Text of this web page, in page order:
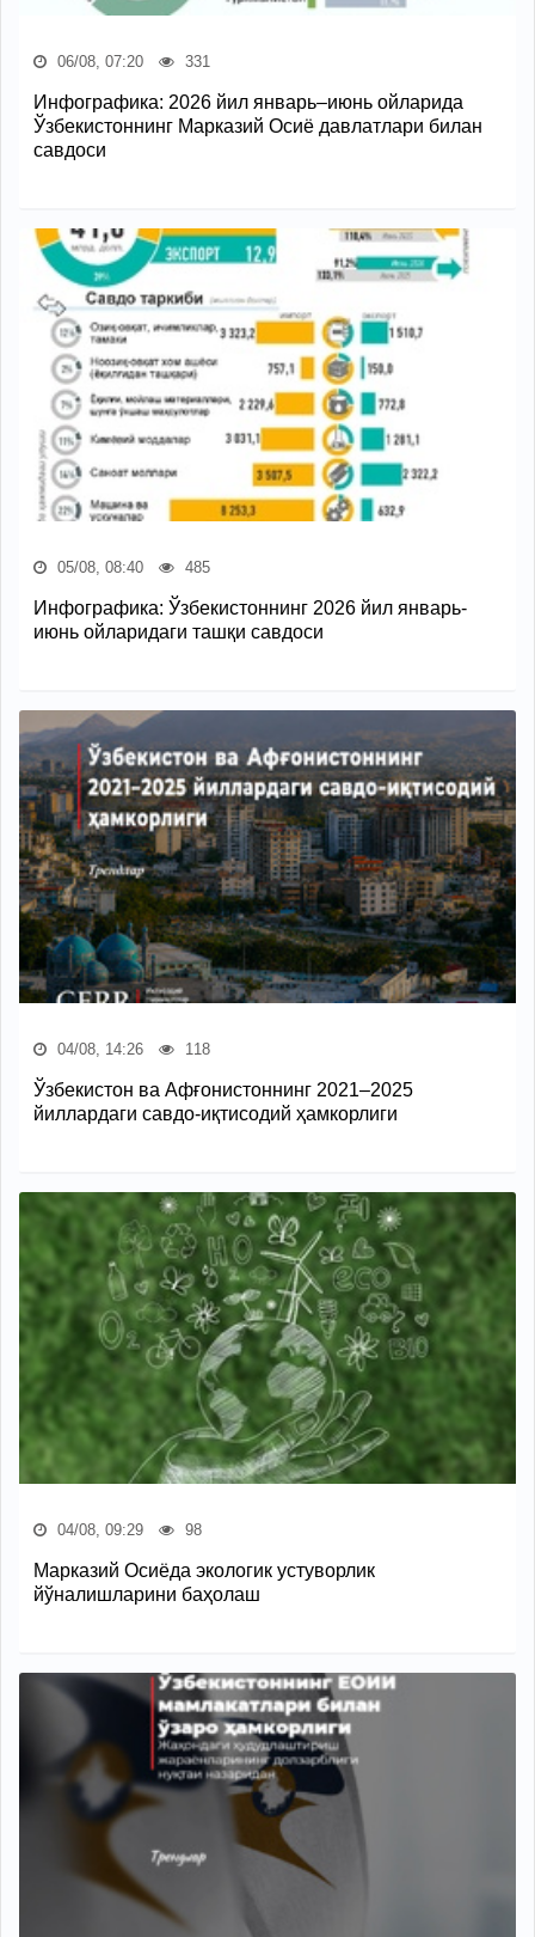
06/08, 07:20 331
Инфографика: 2026 йил январь–июнь ойларида
Ўзбекистоннинг Марказий Осиё давлатлари билан
савдоси
05/08, 08:40 485
Инфографика: Ўзбекистоннинг 2026 йил январь-
июнь ойларидаги ташқи савдоси
04/08, 14:26 118
Ўзбекистон ва Афғонистоннинг 2021–2025
йиллардаги савдо-иқтисодий ҳамкорлиги
04/08, 09:29 98
Марказий Осиёда экологик устуворлик
йўналишларини баҳолаш